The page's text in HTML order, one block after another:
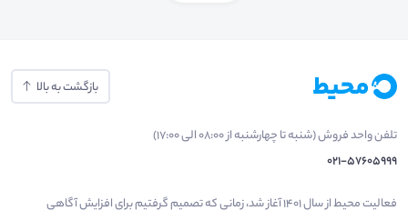
بازگشت به بالا
تلفن واحد فروش (شنبه تا چهارشنبه از 08:00 الی 17:00)
021-57605999
فعالیت محیط از سال 1401 آغاز شد، زمانی که تصمیم گرفتیم برای افزایش آگاهی